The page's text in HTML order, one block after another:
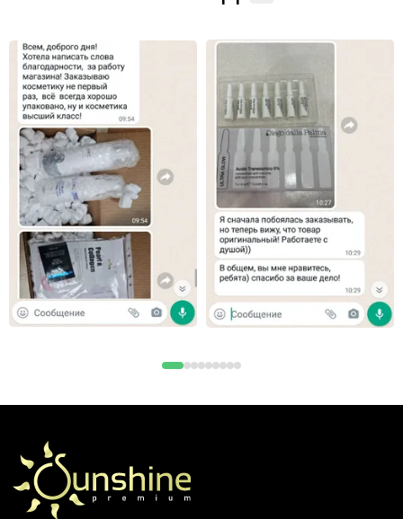
Dicetyl Phosphate, Disodium EDTA, Phenoxyethanol, o-Cymen-5-ol,
Sodium Benzoate, Parfum (Fragrance).